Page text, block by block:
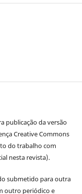
publicação da versão
Creative Commons
do trabalho com
nesta revista).
submetido para outra
outro periódico e